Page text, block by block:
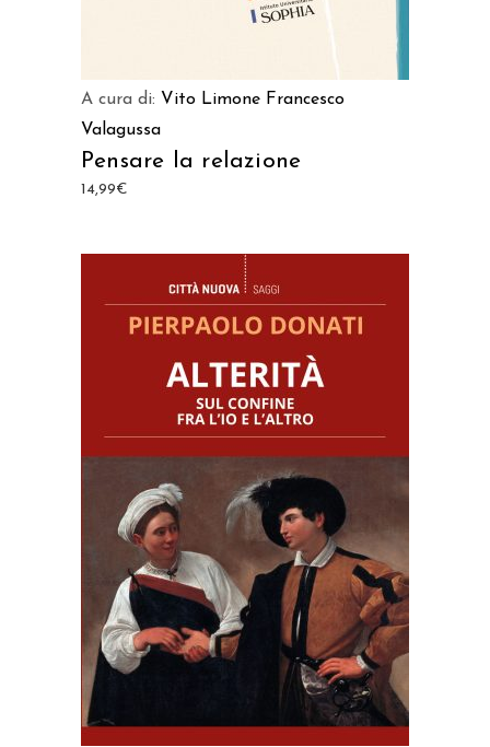
A cura di: Vito Limone Francesco
Valagussa
Pensare la relazione
14,99€
AGGIUNGI AL CARRELLO